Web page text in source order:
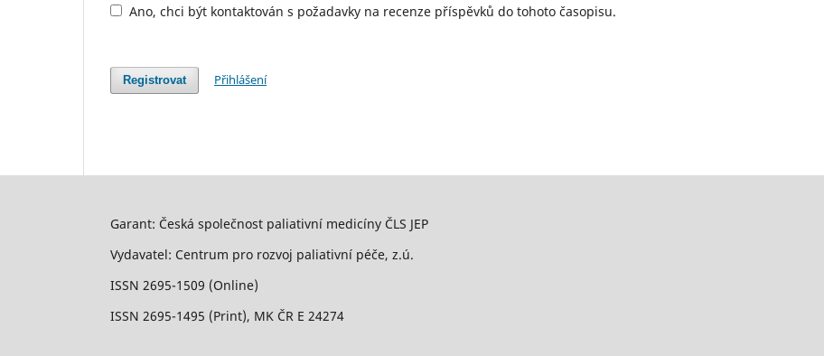
Ano, chci být kontaktován s požadavky na recenze příspěvků do tohoto časopisu.
Registrovat Přihlášení
Garant: Česká společnost paliativní medicíny ČLS JEP
Vydavatel: Centrum pro rozvoj paliativní péče, z.ú.
ISSN 2695-1509 (Online)
ISSN 2695-1495 (Print), MK ČR E 24274